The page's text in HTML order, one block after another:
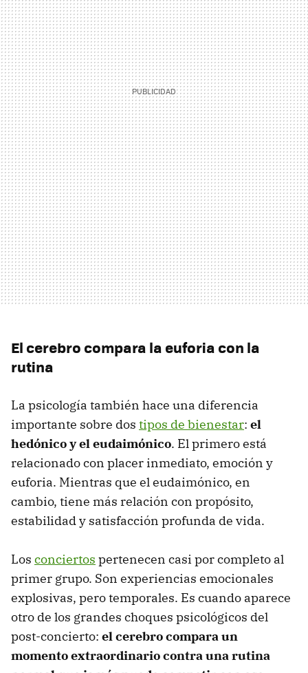
El cerebro compara la euforia con la
rutina
La psicología también hace una diferencia
importante sobre dos tipos de bienestar: el
hedónico y el eudaimónico. El primero está
relacionado con placer inmediato, emoción y
euforia. Mientras que el eudaimónico, en
cambio, tiene más relación con propósito,
estabilidad y satisfacción profunda de vida.
Los conciertos pertenecen casi por completo al
primer grupo. Son experiencias emocionales
explosivas, pero temporales. Es cuando aparece
otro de los grandes choques psicológicos del
post-concierto: el cerebro compara un
momento extraordinario contra una rutina